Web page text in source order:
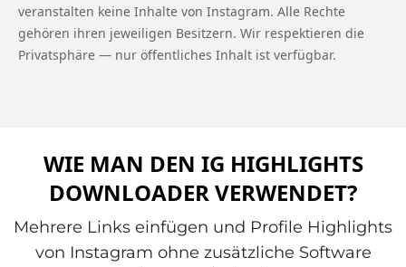
veranstalten keine Inhalte von Instagram. Alle Rechte
gehören ihren jeweiligen Besitzern. Wir respektieren die
Privatsphäre — nur öffentliches Inhalt ist verfügbar.
WIE MAN DEN IG HIGHLIGHTS
DOWNLOADER VERWENDET?
Mehrere Links einfügen und Profile Highlights
von Instagram ohne zusätzliche Software